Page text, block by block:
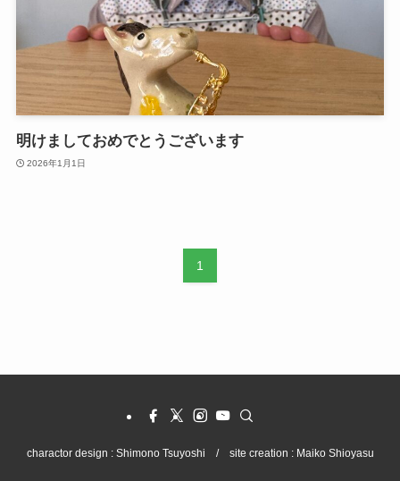
明けましておめでとうございます
2026年1月1日
1
charactor design : Shimono Tsuyoshi / site creation : Maiko Shioyasu